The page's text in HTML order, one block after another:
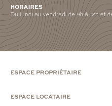
HORAIRES
Du lundi au vendredi de 9h à 12h et
ESPACE PROPRIÉTAIRE
ESPACE LOCATAIRE